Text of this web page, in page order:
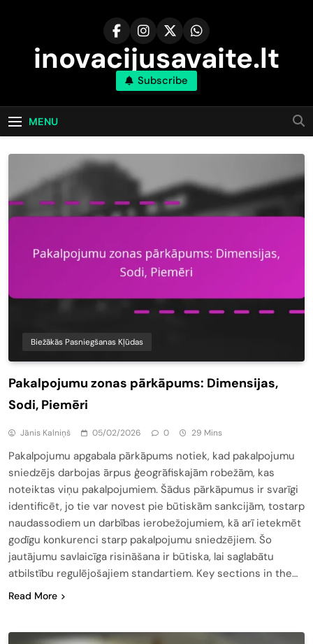
inovacijusavaite.lt
Subscribe
MENU
Biežākās Pasniegšanas Kļūdas
Pakalpojumu zonas pārkāpums: Dimensijas,
Sodi, Piemēri
Jānis Kalniņš 05/02/2026 0 29 Mins
Pakalpojumu apgabala pārkāpums notiek, kad pakalpojumu
sniedzējs darbojas ārpus ģeogrāfiskajām robežām, kas
noteiktas viņu pakalpojumiem. Šādus pārkāpumus ir svarīgi
identificēt, jo tie var novest pie būtiskām sankcijām, tostarp
naudassodiem un darbības ierobežojumiem, kā arī ietekmēt
godīgu konkurenci starp pakalpojumu sniedzējiem. Šo
jautājumu savlaicīga risināšana ir būtiska, lai saglabātu
atbilstību regulējošajiem standartiem. Key sections in the…
Read More